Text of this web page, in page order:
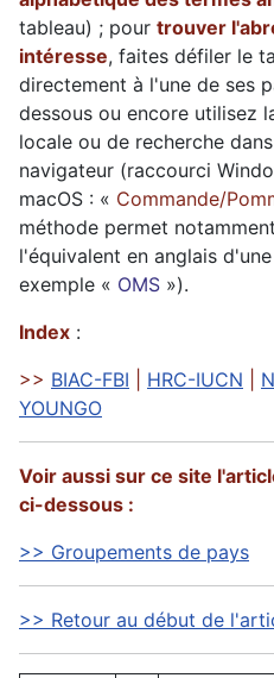
tableau) ; pour trouver
intéresse, faites défiler le
directement à l'une de ses
dessous ou encore utilisez
locale ou de recherche
navigateur (raccourci
macOS : « Commande/
méthode permet
l'équivalent en anglais
exemple « OMS »).
Index :
>> BIAC-FBI HRC-IUCN
YOUNGO
Voir aussi sur ce site
ci-dessous :
>> Groupements de pays
>> Retour au début de